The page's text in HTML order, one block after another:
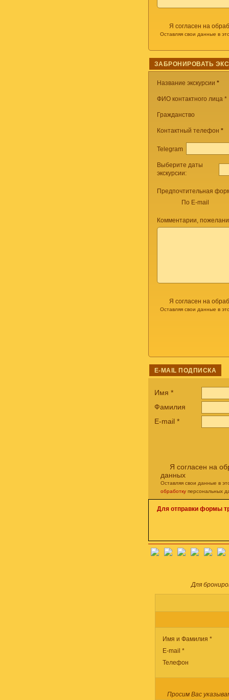
Я согласен на
Оставляя свои данные в
ЗАБРОНИРОВАТЬ
Название экскурсии *
ФИО контактного лица *
Гражданство
Контактный телефон *
Telegram
Выберите даты
экскурсии:
Предпочтительная
По E-mail
Комментарии,
Я согласен на
Оставляя свои данные в
E-MAIL ПОДПИСКА
Имя *
Фамилия
E-mail *
Я согласен на
данных
Оставляя свои данные в
обработку персональных
Для отправки формы
Для
Имя и Фамилия *
E-mail *
Телефон
Просим Вас